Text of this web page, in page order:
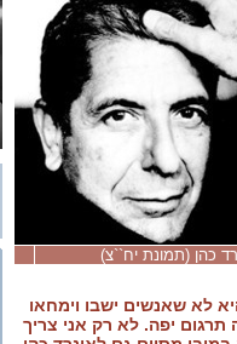
כהן (תמונת יח``צ)
לא שאנשים ישבו וימחאו
תרגום יפה. לא רק אני צריך